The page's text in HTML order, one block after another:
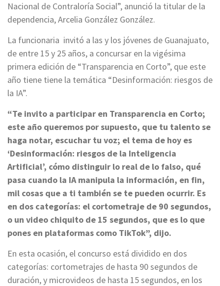
Nacional de Contraloría Social”, anunció la titular de la
dependencia, Arcelia González González.
La funcionaria invitó a las y los jóvenes de Guanajuato,
de entre 15 y 25 años, a concursar en la vigésima
primera edición de “Transparencia en Corto”, que este
año tiene tiene la temática “Desinformación: riesgos de
la IA”.
“Te invito a participar en Transparencia en Corto;
este año queremos por supuesto, que tu talento se
haga notar, escuchar tu voz; el tema de hoy es
‘Desinformación: riesgos de la Inteligencia
Artificial’, cómo distinguir lo real de lo falso, qué
pasa cuando la IA manipula la información, en fin,
mil cosas que a ti también se te pueden ocurrir. Es
en dos categorías: el cortometraje de 90 segundos,
o un video chiquito de 15 segundos, que es lo que
pones en plataformas como TikTok”, dijo.
En esta ocasión, el concurso está dividido en dos
categorías: cortometrajes de hasta 90 segundos de
duración, y microvideos de hasta 15 segundos, en los